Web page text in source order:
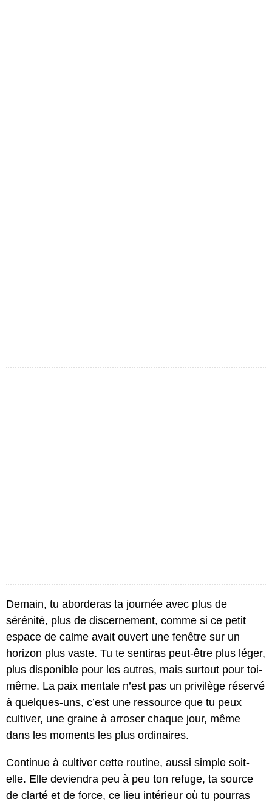
Demain, tu aborderas ta journée avec plus de
sérénité, plus de discernement, comme si ce petit
espace de calme avait ouvert une fenêtre sur un
horizon plus vaste. Tu te sentiras peut-être plus léger,
plus disponible pour les autres, mais surtout pour toi-
même. La paix mentale n’est pas un privilège réservé
à quelques-uns, c’est une ressource que tu peux
cultiver, une graine à arroser chaque jour, même
dans les moments les plus ordinaires.
Continue à cultiver cette routine, aussi simple soit-
elle. Elle deviendra peu à peu ton refuge, ta source
de clarté et de force, ce lieu intérieur où tu pourras